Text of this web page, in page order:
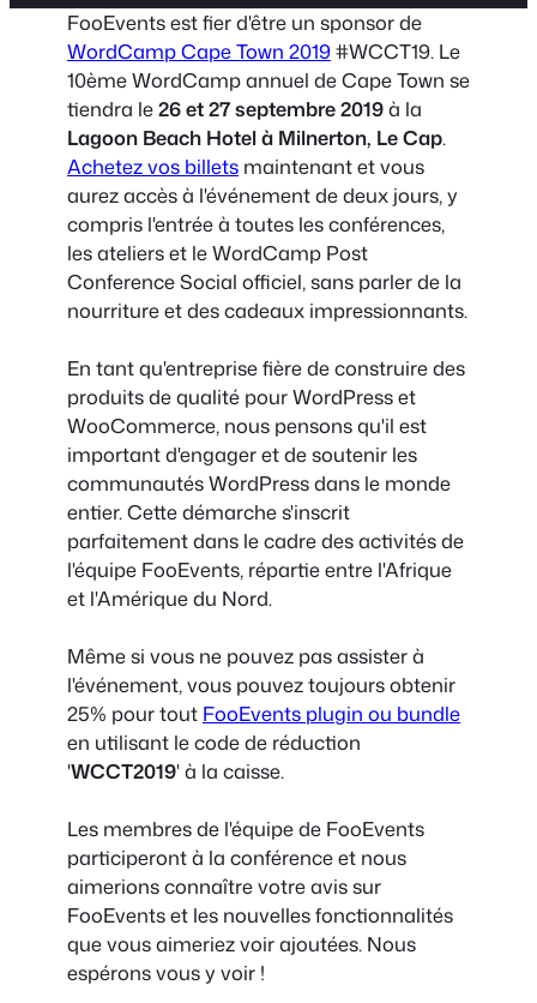
FooEvents est fier d'être un sponsor de
WordCamp Cape Town 2019#WCCT19. Le
10ème WordCamp annuel de Cape Town se
tiendra le26 et 27 septembre 2019à la
Lagoon Beach Hotel à Milnerton, Le Cap.
Achetez vos billets maintenant et vous
aurez accès à l'événement de deux jours, y
compris l'entrée à toutes les conférences,
les ateliers et le WordCamp Post
Conference Social officiel, sans parler de la
nourriture et des cadeaux impressionnants.
En tant qu'entreprise fière de construire des
produits de qualité pour WordPress et
WooCommerce, nous pensons qu'il est
important d'engager et de soutenir les
communautés WordPress dans le monde
entier. Cette démarche s'inscrit
parfaitement dans le cadre des activités de
l'équipe FooEvents, répartie entre l'Afrique
et l'Amérique du Nord.
Même si vous ne pouvez pas assister à
l'événement, vous pouvez toujours obtenir
25% pour tout FooEvents plugin ou bundle
en utilisant le code de réduction
'WCCT2019' à la caisse.
Les membres de l'équipe de FooEvents
participeront à la conférence et nous
aimerions connaître votre avis sur
FooEvents et les nouvelles fonctionnalités
que vous aimeriez voir ajoutées. Nous
espérons vous y voir !